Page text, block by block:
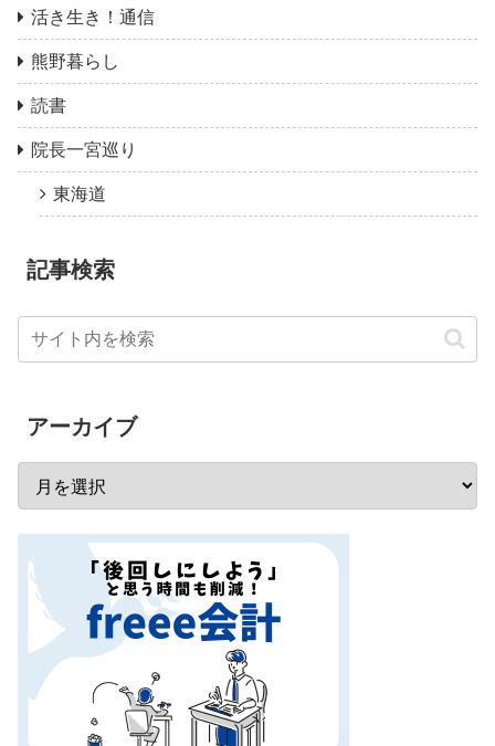
活き生き！通信
熊野暮らし
読書
院長一宮巡り
東海道
記事検索
アーカイブ